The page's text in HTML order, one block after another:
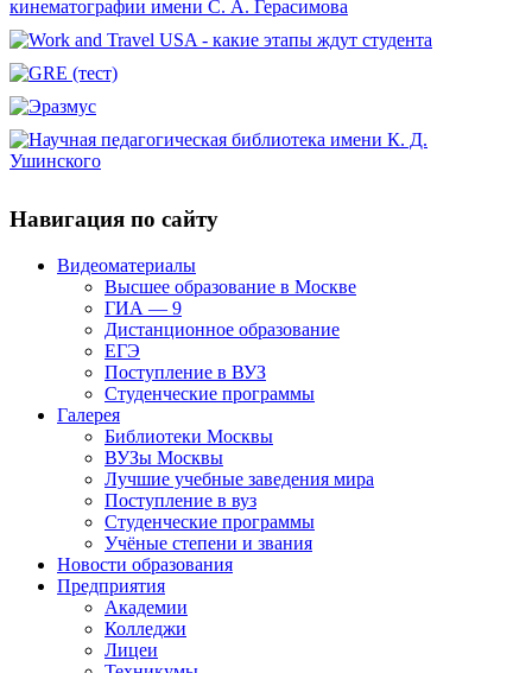
Навигация по сайту
Видеоматериалы
Высшее образование в Москве
ГИА — 9
Дистанционное образование
ЕГЭ
Поступление в ВУЗ
Студенческие программы
Галерея
Библиотеки Москвы
ВУЗы Москвы
Лучшие учебные заведения мира
Поступление в вуз
Студенческие программы
Учёные степени и звания
Новости образования
Предприятия
Академии
Колледжи
Лицеи